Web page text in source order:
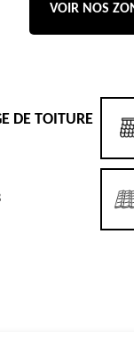
VOIR NOS
DE TOITURE